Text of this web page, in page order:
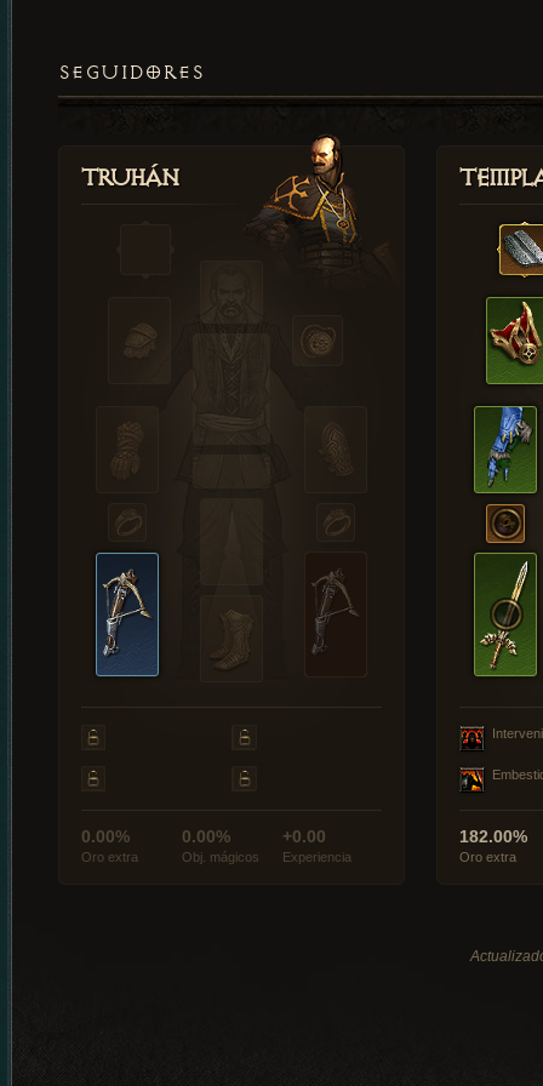
SEGUIDORES
Truhán
0.00%
Oro extra
0.00%
Obj. mágicos
+0.00
Experiencia
182.00%
Oro extra